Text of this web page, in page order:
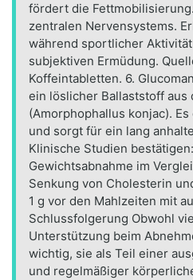
fördert die
zentralen Nervensystems.
während sportlicher
subjektiven Ermüdung.
Koffeintabletten. 6.
ein löslicher Ballaststoff aus
(Amorphophallus konjac).
und sorgt für ein lang
Klinische Studien
Gewichtsabnahme im
Senkung von Cholesterin
1 g vor den Mahlzeiten mit
Schlussfolgerung Obwohl
Unterstützung beim
wichtig, sie als Teil einer
und regelmäßiger